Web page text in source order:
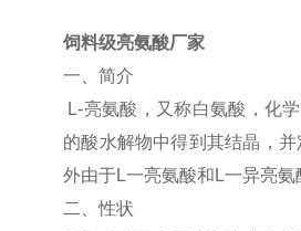
饲料级亮氨酸厂家
一、简介
L-亮氨酸，又称白氨酸，化
的酸水解物中得到其结晶，
外由于L一亮氨酸和L一异亮
二、性状